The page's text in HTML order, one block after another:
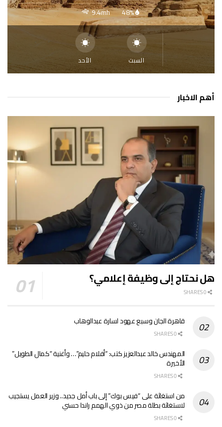
48%
9.4mh
السبت الأحد
أهم الاخبار
هل نحتاج إلى وظيفة إعلامي؟
قاهرة الجان وسبع عهود لسارة عبدالوهاب
المهندس خالد عبدالعزيز كتب: “أفلام حليم”… وأغنية “كمال الطويل”
الأخيرة
من استغاثة على “فيس بوك” إلى باب أمل جديد.. وزير العمل يستجيب
لاستغاثة بطلة مصر من ذوي الهمم راندا حسني